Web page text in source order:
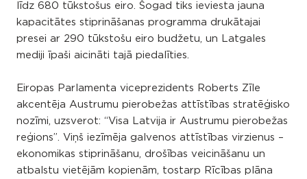
līdz 680 tūkstošus eiro. Šogad tiks ieviesta jauna
kapacitātes stiprināšanas programma drukātajai
presei ar 290 tūkstošu eiro budžetu, un Latgales
mediji īpaši aicināti tajā piedalīties.
Eiropas Parlamenta viceprezidents Roberts Zīle
akcentēja Austrumu pierobežas attīstības stratēģisko
nozīmi, uzsverot: “Visa Latvija ir Austrumu pierobežas
reģions”. Viņš iezīmēja galvenos attīstības virzienus –
ekonomikas stiprināšanu, drošības veicināšanu un
atbalstu vietējām kopienām, tostarp Rīcības plāna